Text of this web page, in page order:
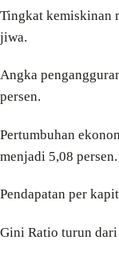
Tingkat kemiskinan
jiwa.
Angka
persen.
Pertumbuhan
menjadi 5,08 persen.
Pendapatan per
Gini Ratio turun